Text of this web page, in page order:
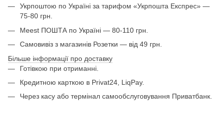
Укрпоштою по Україні за тарифом «Укрпошта Експрес» —
75-80 грн.
Meest ПОШТА по Україні — 80-110 грн.
Самовивіз з магазинів Розетки — від 49 грн.
Більше інформації про доставку
Готівкою при отриманні.
Кредитною карткою в Privat24, LiqPay.
Через касу або термінал самообслуговування Приватбанк.